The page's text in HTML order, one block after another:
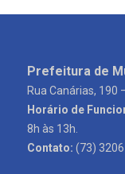
Prefeitura de
Rua Canárias, 190
Horário de
8h às 13h.
Contato: (73)